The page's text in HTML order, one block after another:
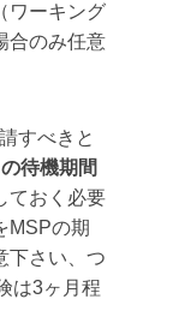
ワーキング
合のみ任意
すべきと
待機期間
ておく必要
MSPの期
下さい、つ
は3ヶ月程